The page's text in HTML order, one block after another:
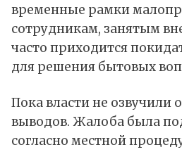
временные рамки
сотрудникам, занятым
часто приходится
для решения бытовых
Пока власти не озвучили
выводов. Жалоба была
согласно местной